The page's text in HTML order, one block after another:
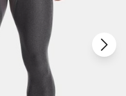
Kayıt Ol
Dön
Zaten hesabın var mı? Giriş yap